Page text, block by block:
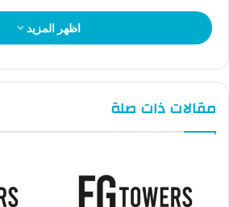
على النحو التالي:
سعر الدولار في البنوك
في بداية التعاملات الصباحية استقر صرف
المصري بشكل ملحوظ إلى 15.63 و15.67 جنيه
للشراء،
بالسوق المحلية وشركات الصرافة.
اظهر المزيد
مقالات ذات صلة